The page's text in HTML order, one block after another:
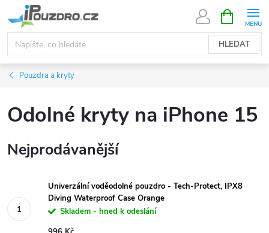
na
obsah
HLEDAT
NÁKUPNÍ
KOŠÍK
Pouzdra a kryty
Odolné kryty na iPhone 15
Nejprodávanější
Univerzální voděodolné pouzdro - Tech-Protect, IPX8
Diving Waterproof Case Orange
Skladem - hned k odeslání